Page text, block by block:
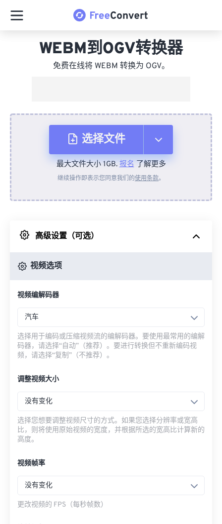
WEBM到OGV转换器
免费在线将 WEBM 转换为 OGV。
选择文件
从设备
来自 Google Drive
最大文件大小 1GB.报名了解更多
继续操作即表示您同意我们的使用条款。
高级设置（可选）
视频选项
视频编解码器
汽车
选择用于编码或压缩视频流的编解码器。要使用最常用的编解
码器，请选择“自动”（推荐）。要进行转换但不重新编码视
频，请选择“复制”（不推荐）。
调整视频大小
没有变化
选择您想要调整视频尺寸的方式。如果您选择分辨率或宽高
比，则将使用原始视频的宽度，并根据所选的宽高比计算新的
高度。
视频帧率
没有变化
更改视频的 FPS（每秒帧数）